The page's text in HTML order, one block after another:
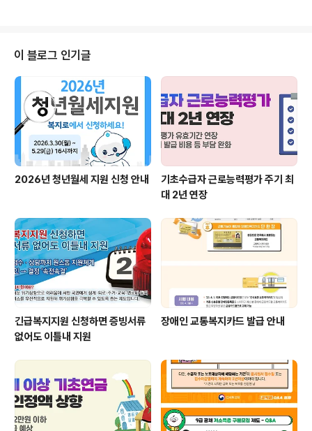
고 있었던 K씨의 아들입니다. 더 많은 이야기가 궁금하시
다면? ▼복지로 '따뜻한 복지 이야기' 바로가기▼ ▼ 또 다
른 복지로를 소개합니다 ▼
이 블로그 인기글
2026년 청년월세 지원 신청 안내
기초수급자 근로능력평가 주기 최
대 2년 연장
긴급복지지원 신청하면 증빙서류
없어도 이틀내 지원
장애인 교통복지카드 발급 안내